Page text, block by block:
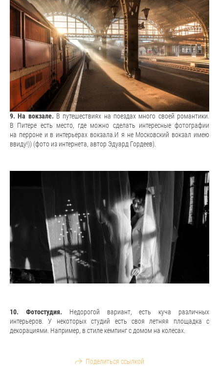
9. На вокзале. В путешествиях на поездах много своей романтики.
В Питере есть место, где можно сделать интересные фотографии
на перроне и в интерьерах вокзала.И я не Московский вокзал имею
ввиду!)) (фото из интернета, автор Эдуард Гордеев).
10. Фотостудия. Недорогой вариант, есть куча различных
интерьеров. У некоторых студий есть своя летняя площадка с
декорациями. Например, в стиле кемпинг с домом на колесах.
Поделиться ссылкой